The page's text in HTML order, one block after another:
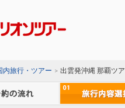
内旅行・ツアー 出雲発沖縄 那覇ツ